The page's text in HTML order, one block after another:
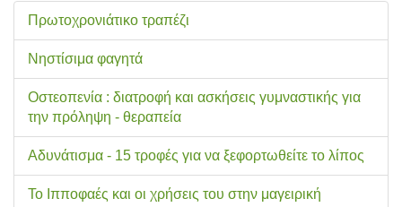
Πρωτοχρονιάτικο τραπέζι
Νηστίσιμα φαγητά
Οστεοπενία : διατροφή και ασκήσεις γυμναστικής για
την πρόληψη - θεραπεία
Αδυνάτισμα - 15 τροφές για να ξεφορτωθείτε το λίπος
Το Ιπποφαές και οι χρήσεις του στην μαγειρική